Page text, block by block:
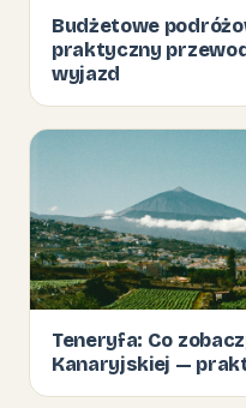
Budżetowe
praktyczny
wyjazd
Teneryfa: Co
Kanaryjskiej —